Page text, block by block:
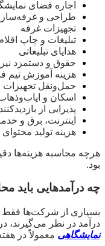
اجاره فضای
طراحی و
تجهیزات غرفه
تبلیغات و چاپ اقلام
هدایای تبلیغاتی
حقوق و دستمزد
هزینه آموزش تیم
حمل‌ونقل تجهیزات
اسکان و
پذیرایی از
اینترنت، برق و
هزینه تولید محتوای
بود.
چه درآمدهایی باید
بسیاری از شرکت‌ها فقط
درآمد در نظر می‌گیرند،
نمایشگاهی معمولاً در